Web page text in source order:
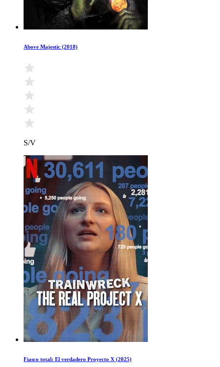
Above Majestic (2018)
S/V
Fiasco total: El verdadero Proyecto X (2025)